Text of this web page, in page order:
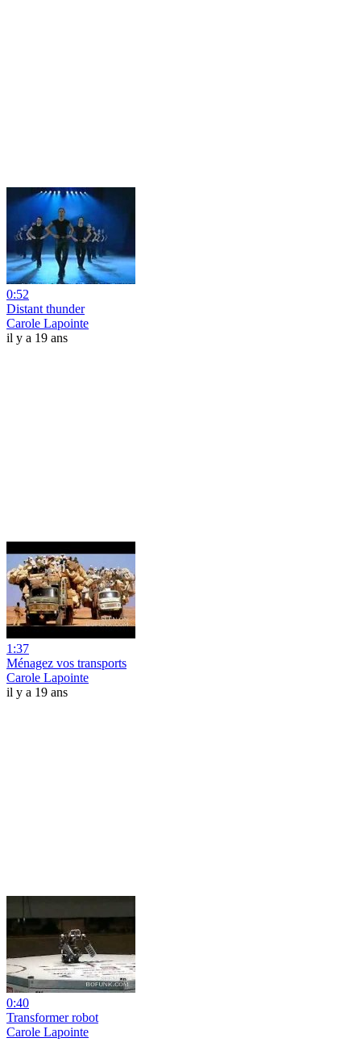
0:52
Distant thunder
Carole Lapointe
il y a 19 ans
1:37
Ménagez vos transports
Carole Lapointe
il y a 19 ans
0:40
Transformer robot
Carole Lapointe